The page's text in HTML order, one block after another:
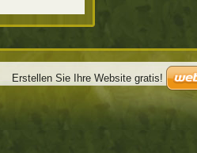
Erstellen Sie Ihre Website gratis!